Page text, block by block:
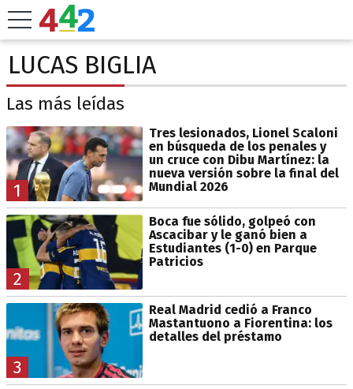
LUCAS BIGLIA
Las más leídas
1
Tres lesionados, Lionel Scaloni
en búsqueda de los penales y
un cruce con Dibu Martínez: la
nueva versión sobre la final del
Mundial 2026
2
Boca fue sólido, golpeó con
Ascacibar y le ganó bien a
Estudiantes (1-0) en Parque
Patricios
3
Real Madrid cedió a Franco
Mastantuono a Fiorentina: los
detalles del préstamo